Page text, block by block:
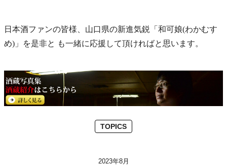
日本酒ファンの皆様、山口県の新進気鋭「和可娘(わかむす
め)」を是非と も一緒に応援して頂ければと思います。
TOPICS
2023年8月